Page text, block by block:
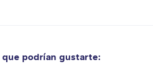
que podrían gustarte: